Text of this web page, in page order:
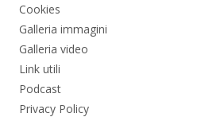
Cookies
Galleria immagini
Galleria video
Link utili
Podcast
Privacy Policy